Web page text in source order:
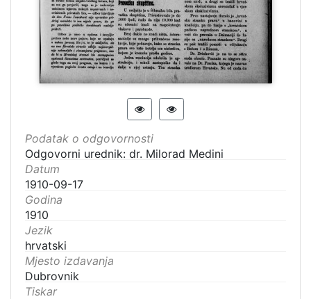
Podatak o odgovornosti
Odgovorni urednik: dr. Milorad Medini
Datum
1910-09-17
Godina
1910
Jezik
hrvatski
Mjesto izdavanja
Dubrovnik
Tiskar